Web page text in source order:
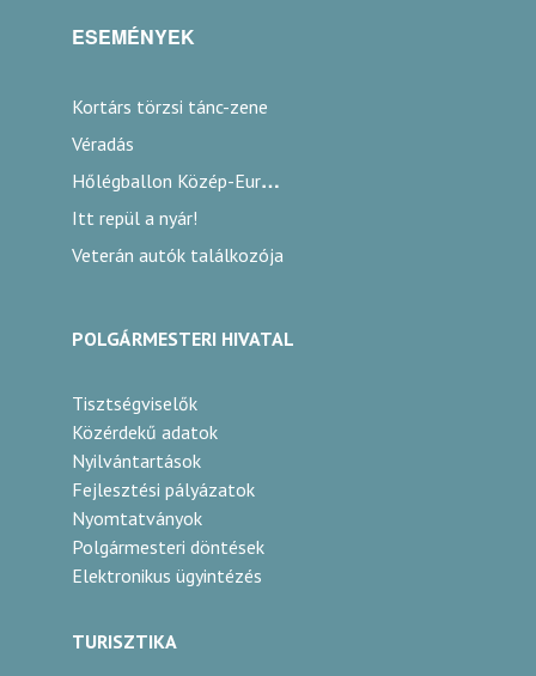
ESEMÉNYEK
Kortárs törzsi tánc-zene
Véradás
Hőlégballon Közép-Európa Kupa
Itt repül a nyár!
Veterán autók találkozója
POLGÁRMESTERI HIVATAL
Tisztségviselők
Közérdekű adatok
Nyilvántartások
Fejlesztési pályázatok
Nyomtatványok
Polgármesteri döntések
Elektronikus ügyintézés
TURISZTIKA